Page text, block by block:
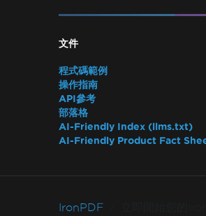
文件
程式碼範例
操作指南
API參考
部落格
AI-Friendly Index (llms.txt)
AI-Friendly Product Fact
IronPDF